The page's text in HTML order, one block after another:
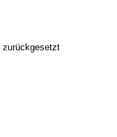
zurückgesetzt